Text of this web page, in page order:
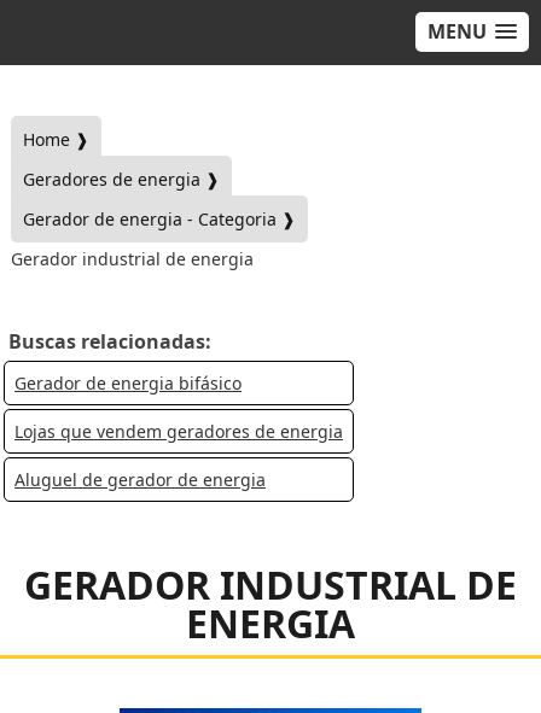
MENU
Home ❱
Geradores de energia ❱
Gerador de energia - Categoria ❱
Gerador industrial de energia
Buscas relacionadas:
Gerador de energia bifásico
Lojas que vendem geradores de energia
Aluguel de gerador de energia
GERADOR INDUSTRIAL DE
ENERGIA